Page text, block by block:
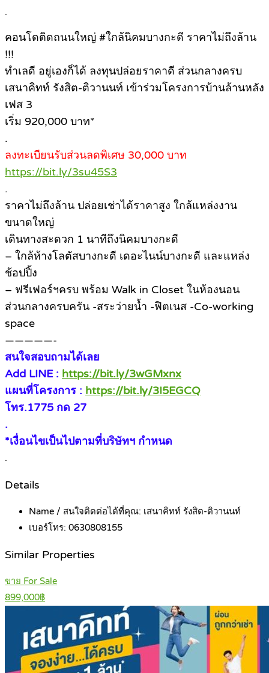
.
คอนโดติดถนนใหญ่ #ใกล้นิคมบางกะดี ราคาไม่ถึงล้าน
!!!
ทำเลดี อยู่เองก็ได้ ลงทุนปล่อยราคาดี ส่วนกลางครบ
เสนาคิทท์ รังสิต-ติวานนท์ เข้าร่วมโครงการบ้านล้านหลัง
เฟส 3
เริ่ม 920,000 บาท*
.
ลงทะเบียนรับส่วนลดพิเศษ 30,000 บาท
https://bit.ly/3su45S3
.
ราคาไม่ถึงล้าน ปล่อยเช่าได้ราคาสูง ใกล้แหล่งงาน
ขนาดใหญ่
เดินทางสะดวก 1 นาทีถึงนิคมบางกะดี
– ใกล้ห้างโลตัสบางกะดี เดอะไนน์บางกะดี และแหล่ง
ช้อปปิ้ง
– ฟรีเฟอร์ฯครบ พร้อม Walk in Closet ในห้องนอน
ส่วนกลางครบครัน -สระว่ายน้ำ -ฟิตเนส -Co-working
space
—————-
สนใจสอบถามได้เลย
Add LINE : https://bit.ly/3wGMxnx
แผนที่โครงการ : https://bit.ly/3I5EGCQ
โทร.1775 กด 27
.
*เงื่อนไขเป็นไปตามที่บริษัทฯ กำหนด
.
Details
Name / สนใจติดต่อได้ที่คุณ: เสนาคิทท์ รังสิต-ติวานนท์
เบอร์โทร: 0630808155
Similar Properties
ขาย For Sale
899,000฿